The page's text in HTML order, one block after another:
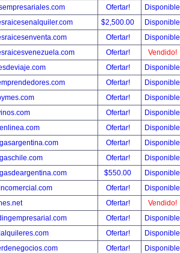
Ofertar!
Disponible
$2,500.00
Disponible
Ofertar!
Disponible
Ofertar!
Vendido!
Ofertar!
Disponible
Ofertar!
Disponible
Ofertar!
Disponible
Ofertar!
Disponible
Ofertar!
Disponible
Ofertar!
Disponible
Ofertar!
Disponible
$550.00
Disponible
Ofertar!
Disponible
Ofertar!
Vendido!
Ofertar!
Disponible
Ofertar!
Disponible
Ofertar!
Disponible